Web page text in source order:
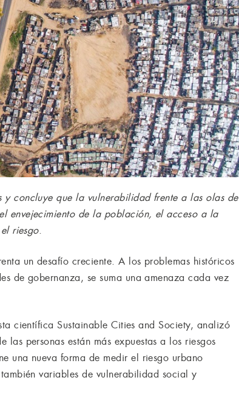
concluye que la vulnerabilidad frente a las olas de
envejecimiento de la población, el acceso a la
riesgo.
un desafío creciente. A los problemas históricos
de gobernanza, se suma una amenaza cada vez
científica Sustainable Cities and Society, analizó
personas están más expuestas a los riesgos
una nueva forma de medir el riesgo urbano
variables de vulnerabilidad social y